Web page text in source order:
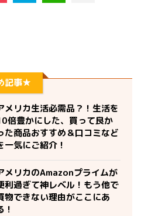
記事★
メリカ生活必需品？！生活を
倍豊かにした、買って良か
た商品おすすめ＆口コミなど
一気にご紹介！
メリカのAmazonプライムが
利過ぎて神レベル！もう他で
物できない理由がここにあ
！